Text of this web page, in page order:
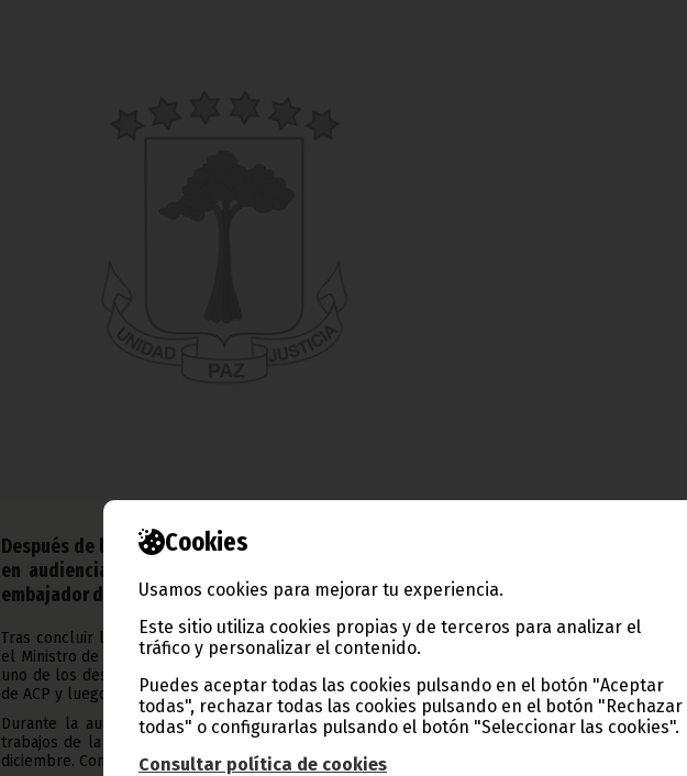
Cookies
Usamos cookies para mejorar tu experiencia.
Este sitio utiliza cookies propias y de terceros para analizar el
tráfico y personalizar el contenido.
Puedes aceptar todas las cookies pulsando en el botón "Aceptar
todas", rechazar todas las cookies pulsando en el botón "Rechazar
todas" o configurarlas pulsando el botón "Seleccionar las cookies".
Consultar política de cookies
Después de la apertura del Consejo de Ministros de ACP, Agapito Mba Mokuy recibió
en audiencia al Secretario General de la institución, Mohamed Ibn Chambas y al
embajador de Djibouti en Guinea Ecuatorial, Rhaseat Fara.
Tras concluir la ceremonia inaugural del Consejo de Ministros de África, Caribe y Pacífico (ACP),
el Ministro de Asuntos Exteriores y Cooperación, Agapito Mba Mokuy, se reunió por separado en
uno de los despachos del Palacio de Conferencias de Sipopo primero con el Secretario General
de ACP y luego con el embajador de Djibouti en Guinea Ecuatorial, Rhaseat Fara.
Durante la audiencia con Mohamed Ibn Chambas, ambos mandatarios conversaron sobre los
trabajos de la celebración de la cumbre que se está desarrollando en Malabo del 10 al 14 de
diciembre. Con el embajador de Djibouti, también se abordó el mismo tema.